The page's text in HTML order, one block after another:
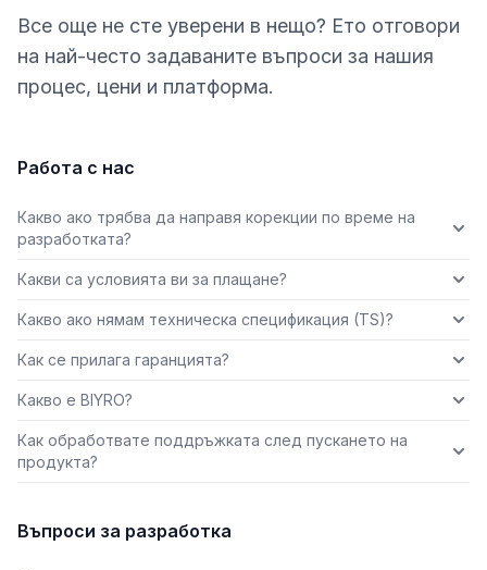
Все още не сте уверени в нещо? Ето отговори
на най-често задаваните въпроси за нашия
процес, цени и платформа.
Работа с нас
Какво ако трябва да направя корекции по време на
разработката?
Какви са условията ви за плащане?
Какво ако нямам техническа спецификация (TS)?
Как се прилага гаранцията?
Какво е BIYRO?
Как обработвате поддръжката след пускането на
продукта?
Въпроси за разработка